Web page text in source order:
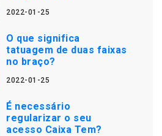
2022-01-25
O que significa
tatuagem de duas faixas
no braço?
2022-01-25
É necessário
regularizar o seu
acesso Caixa Tem?